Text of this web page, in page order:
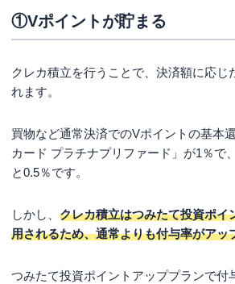
①Vポイントが貯まる
クレカ積立を行うことで、決済額に応じ
れます。
買物など通常決済でのVポイントの基本
カード プラチナプリファード」が1％で
と0.5％です。
しかし、 クレカ積立はつみたて投資ポイ
用されるため、通常よりも付与率がアッ
つみたて投資ポイントアッププランで付